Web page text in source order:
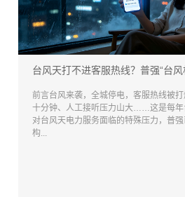
台风天打不进客服热线？普强“台风
前言台风来袭，全城停电，客服热线被
十分钟、人工接听压力山大……这是每
对台风天电力服务面临的特殊压力，普
构...